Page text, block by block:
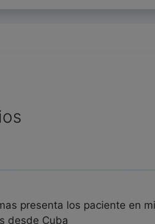
presenta los paciente en
desde Cuba